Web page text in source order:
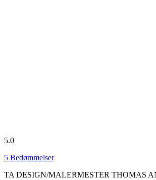
5.0
5 Bedømmelser
TA DESIGN/MALERMESTER THOMAS